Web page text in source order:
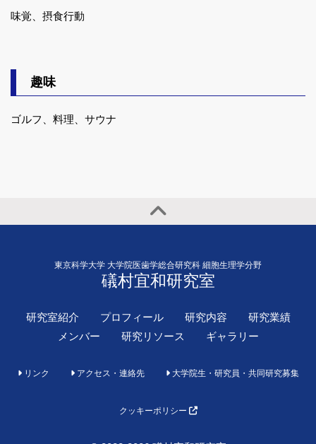
味覚、摂食行動
趣味
ゴルフ、料理、サウナ
東京科学大学 大学院医歯学総合研究科 細胞生理学分野
礒村宜和研究室
研究室紹介 プロフィール 研究内容
研究業績
メンバー
研究リソース ギャラリー
リンク アクセス・連絡先 大学院生・研究員・共同研究募集
クッキーポリシー